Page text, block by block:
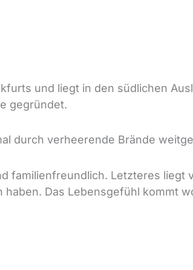
und liegt in den südlichen
gegründet.
durch verheerende Brände
familienfreundlich. Letzteres liegt
Das Lebensgefühl kommt